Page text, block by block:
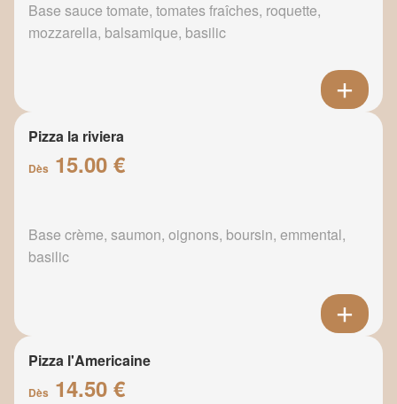
Base sauce tomate, tomates fraîches, roquette,
mozzarella, balsamique, basilic
Pizza la riviera
Dès 15.00 €
Base crème, saumon, oignons, boursin, emmental,
basilic
Pizza l'Americaine
Dès 14.50 €